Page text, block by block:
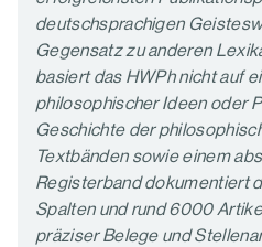
deutschsprachigen
Gegensatz zu anderen
basiert das HWPh nicht auf
philosophischer Ideen oder
Geschichte der
Textbänden sowie einem
Registerband dokumentiert
Spalten und rund 6000
präziser Belege und